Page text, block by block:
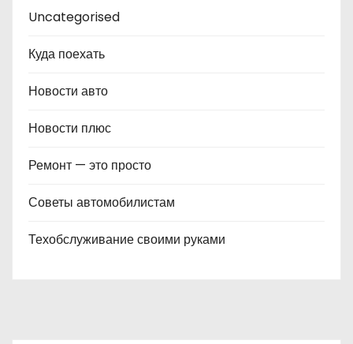
Uncategorised
Куда поехать
Новости авто
Новости плюс
Ремонт — это просто
Советы автомобилистам
Техобслуживание своими руками